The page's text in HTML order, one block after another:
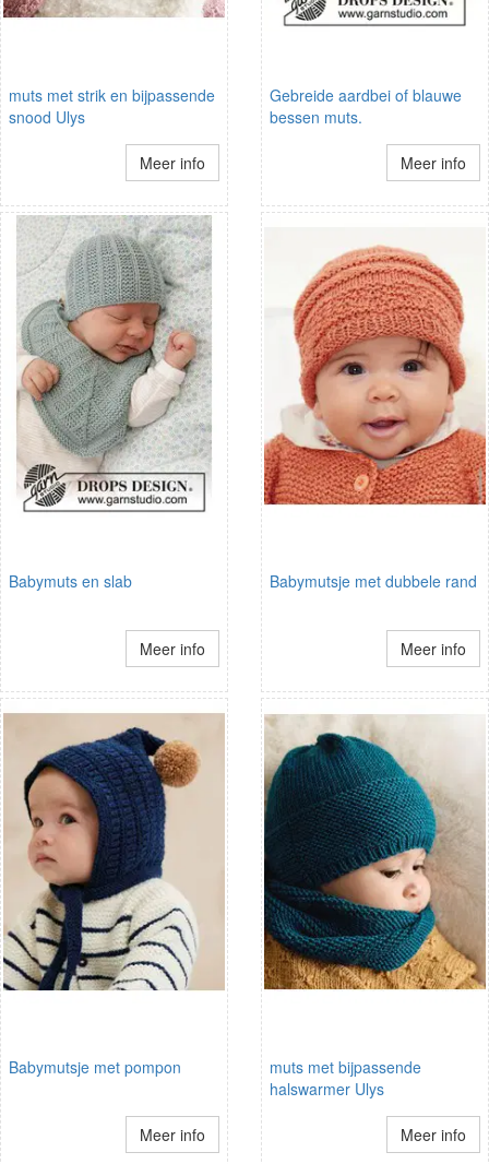
muts met strik en bijpassende
snood Ulys
Meer info
Gebreide aardbei of blauwe
bessen muts.
Meer info
Babymuts en slab
Meer info
Babymutsje met dubbele rand
Meer info
Babymutsje met pompon
Meer info
muts met bijpassende
halswarmer Ulys
Meer info